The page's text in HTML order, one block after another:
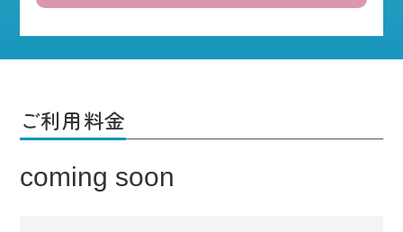
ご利用料金
coming soon